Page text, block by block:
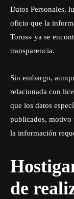
Datos Personales,
oficio que la
Toros» ya se
transparencia.
Sin embargo,
relacionada con
que los datos
publicados, motivo
la información
de